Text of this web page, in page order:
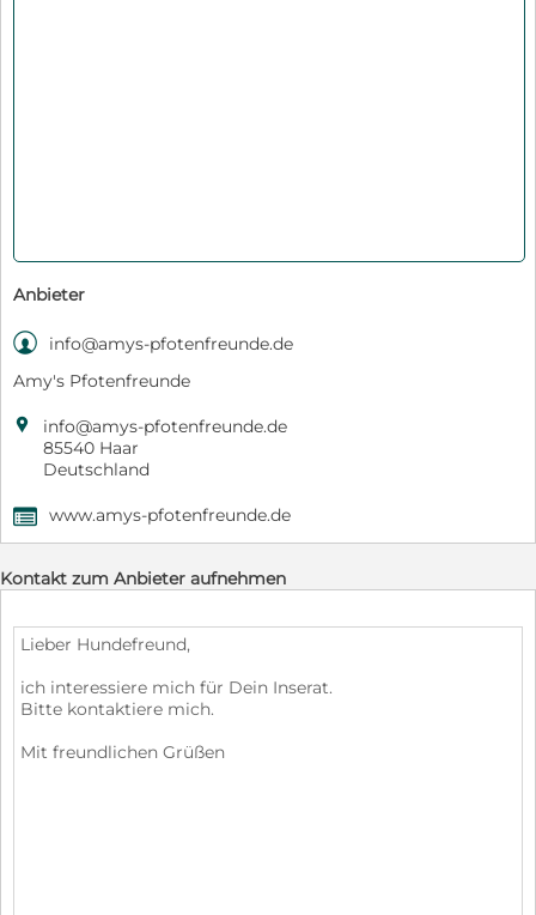
Anbieter

info@amys-pfotenfreunde.de
Amy's Pfotenfreunde

info@amys-pfotenfreunde.de
85540 Haar
Deutschland
, www.amys-pfotenfreunde.de
Kontakt zum Anbieter aufnehmen